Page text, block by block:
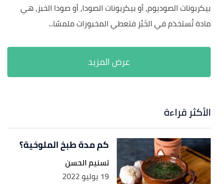
بيكربونات الصوديوم، أو بيكربونات الصودا، أو صودا الخبز، هي
مادة تُستخدَم في الخَبْز فتعطي المخبوزات ملمسًا...
الأكثر قراءة
كم مدة طبخ الملوخية؟
تسنيم الحسن
19 يوليو 2022